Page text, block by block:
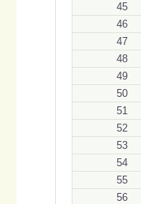
45
46
47
48
49
50
51
52
53
54
55
56